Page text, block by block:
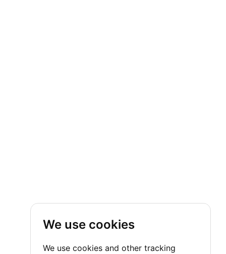
We use cookies
We use cookies and other tracking